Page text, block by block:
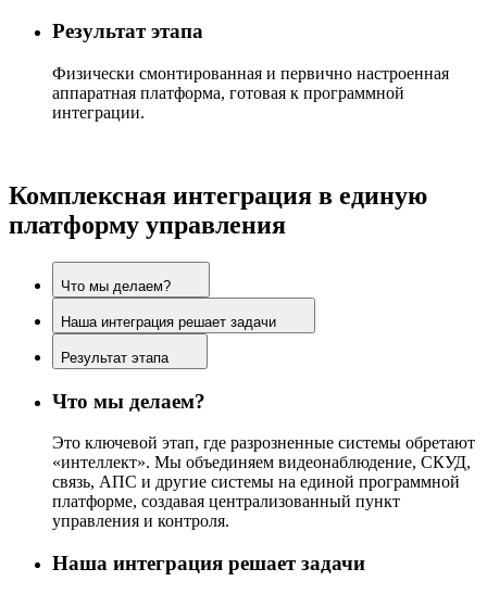
Результат этапа
Физически смонтированная и первично настроенная
аппаратная платформа, готовая к программной
интеграции.
Комплексная интеграция в единую
платформу управления
Что мы делаем?
Наша интеграция решает задачи
Результат этапа
Что мы делаем?
Это ключевой этап, где разрозненные системы обретают
«интеллект». Мы объединяем видеонаблюдение, СКУД,
связь, АПС и другие системы на единой программной
платформе, создавая централизованный пункт
управления и контроля.
Наша интеграция решает задачи